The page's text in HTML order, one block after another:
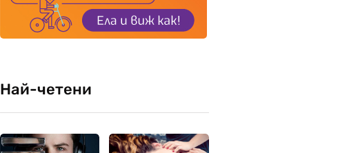
Най-четени